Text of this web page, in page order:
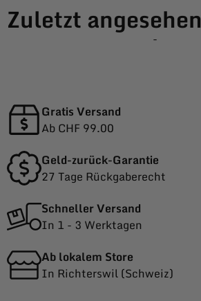
Zuletzt angesehen
-
Gratis Versand
Ab CHF 99.00
Geld-zurück-Garantie
27 Tage Rückgaberecht
Schneller Versand
In 1 - 3 Werktagen
Ab lokalem Store
In Richterswil (Schweiz)